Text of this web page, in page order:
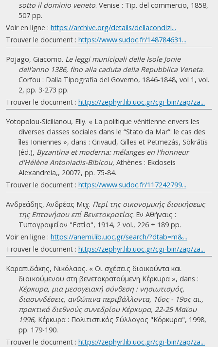
sotto il dominio veneto. Venise : Tip. del commercio, 1858,
507 pp.
Voir en ligne : https://archive.org/details/dellacondizi...
Trouver le document : https://www.sudoc.fr/148784631...
Pojago, Giacomo. Le leggi municipali delle Isole Jonie
dell’anno 1386, fino alla caduta della Repubblica Veneta.
Corfou : Dalla Tipografia del Governo, 1846-1848, vol 1, vol.
2, pp. 3-273 pp.
Trouver le document : https://zephyr.lib.uoc.gr/cgi-bin/zap/za...
Yotopolou-Sicilianou, Elly. « La politique vénitienne envers les
diverses classes sociales dans le “Stato da Mar”: le cas des
îles Ioniennes », dans : Grivaud, Gilles et Petmezás, Sōkrátīs
(éd.), Byzantina et moderna: mélanges en l'honneur
d'Hélène Antoniadis-Bibicou, Athènes : Ekdoseis
Alexandreia,, 2007?, pp. 75-84.
Trouver le document : https://www.sudoc.fr/117242799...
Ανδρεάδης, Ανδρέας Μιχ. Περί της οικονομικής διοικήσεως
της Επτανήσου επί Βενετοκρατίας. Eν Αθήναις :
Τυπογραφείον "Εστία", 1914, 2 vol., 226 + 189 pp.
Voir en ligne : https://anemi.lib.uoc.gr/search/?dtab=m&...
Trouver le document : https://zephyr.lib.uoc.gr/cgi-bin/zap/za...
Καραπιδάκης, Νικόλαος. « Οι σχέσεις διοικούντα και
διοικούμενου στη βενετοκρατούμενη Κέρκυρα », dans :
Κέρκυρα, μια μεσογειακή σύνθεση : νησιωτισμός,
διασυνδέσεις, ανθώπινα περιβάλλοντα, 16ος - 19ος αι.,
πρακτικά διεθνούς συνεδρίου Κέρκυρα, 22-25 Μαϊου
1996, Κέρκυρα : Πολιτιστικός Σύλλογος "Κόρκυρα", 1998,
pp. 179-190.
Trouver le document : https://zephyr.lib.uoc.gr/cgi-bin/zap/za...